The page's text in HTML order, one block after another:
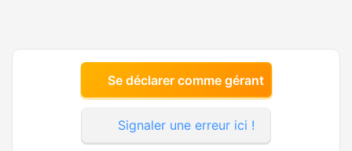
Se déclarer comme gérant
Signaler une erreur ici !